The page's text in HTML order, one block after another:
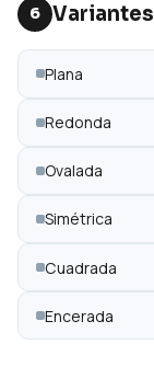
6 Variantes
Plana
Redonda
Ovalada
Simétrica
Cuadrada
Encerada